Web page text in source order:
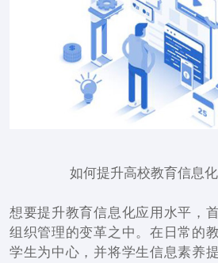
如何提升高校教育信息
想要提升教育信息化应用水平，
组织管理的变革之中。在日常的
学生为中心，并将学生信息素养